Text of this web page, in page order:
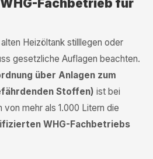
Fachbetrieb für
Heizöltank stilllegen oder
gesetzliche Auflagen beachten.
über Anlagen zum
Stoffen) ist bei
von mehr als 1.000 Litern die
WHG-Fachbetriebs